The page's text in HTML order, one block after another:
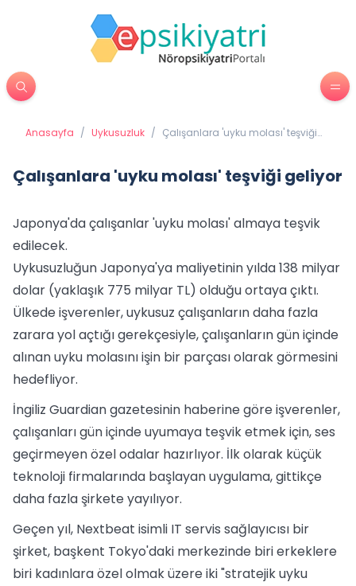
Anasayfa / Uykusuzluk / Çalışanlara 'uyku molası' teşviği
Çalışanlara 'uyku molası' teşviği geliyor
Japonya'da çalışanlar 'uyku molası' almaya teşvik
edilecek.
Uykusuzluğun Japonya'ya maliyetinin yılda 138 milyar
dolar (yaklaşık 775 milyar TL) olduğu ortaya çıktı.
Ülkede işverenler, uykusuz çalışanların daha fazla
zarara yol açtığı gerekçesiyle, çalışanların gün içinde
alınan uyku molasını işin bir parçası olarak görmesini
hedefliyor.
İngiliz Guardian gazetesinin haberine göre işverenler,
çalışanları gün içinde uyumaya teşvik etmek için, ses
geçirmeyen özel odalar hazırlıyor. İlk olarak küçük
teknoloji firmalarında başlayan uygulama, gittikçe
daha fazla şirkete yayılıyor.
Geçen yıl, Nextbeat isimli IT servis sağlayıcısı bir
şirket, başkent Tokyo'daki merkezinde biri erkeklere
biri kadınlara özel olmak üzere iki "stratejik uyku